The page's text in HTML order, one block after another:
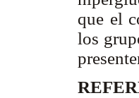
que el
los